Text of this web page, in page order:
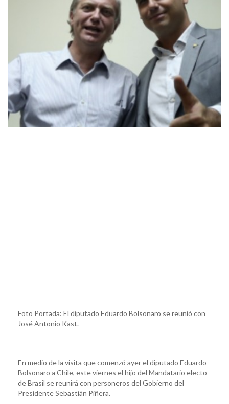
Foto Portada: El diputado Eduardo Bolsonaro se reunió con
José Antonio Kast.
En medio de la visita que comenzó ayer el diputado Eduardo
Bolsonaro a Chile, este viernes el hijo del Mandatario electo
de Brasil se reunirá con personeros del Gobierno del
Presidente Sebastián Piñera.